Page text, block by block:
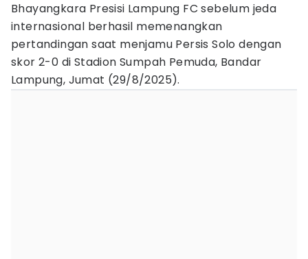
Bhayangkara Presisi Lampung FC sebelum jeda
internasional berhasil memenangkan
pertandingan saat menjamu Persis Solo dengan
skor 2-0 di Stadion Sumpah Pemuda, Bandar
Lampung, Jumat (29/8/2025).